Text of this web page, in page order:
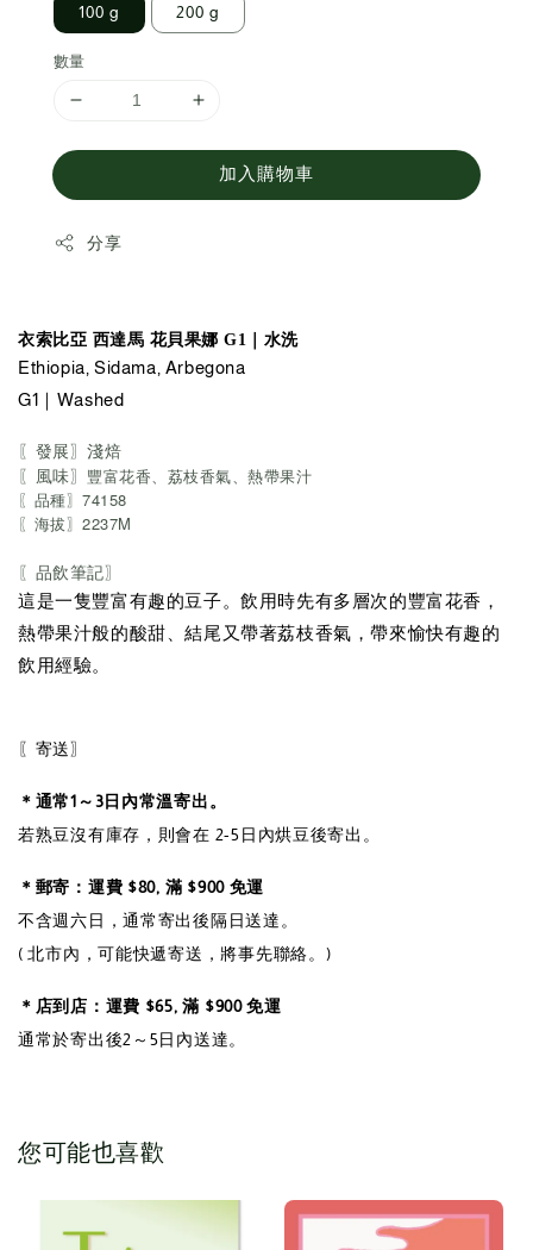
100 g 200 g
數量
加入購物車
分享
衣索比亞 西達馬 花貝果娜 G1｜水洗
Ethiopia, Sidama, Arbegona
G1｜Washed
〖發展〗淺焙
〖風味〗 豐富花香、荔枝香氣、熱帶果汁
〖品種〗 74158
〖海拔〗2237M
〖品飲筆記〗
這是一隻豐富有趣的豆子。飲用時先有多層次的豐富花香，
熱帶果汁般的酸甜、結尾又帶著荔枝香氣，帶來愉快有趣的
飲用經驗。
〖寄送〗
＊通常1～3日內常溫寄出。
若熟豆沒有庫存，則會在 2-5日內烘豆後寄出。
＊郵寄：運費 $80, 滿 $900 免運
不含週六日，通常寄出後隔日送達。
( 北市內，可能快遞寄送，將事先聯絡。)
＊店到店：運費 $65, 滿 $900 免運
通常於寄出後2～5日內送達。
您可能也喜歡